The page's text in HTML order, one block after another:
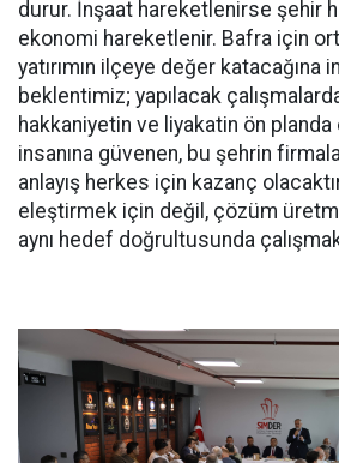
durur. İnşaat hareketlenirse şehir
ekonomi hareketlenir. Bafra için
yatırımın ilçeye değer katacağına
beklentimiz; yapılacak
hakkaniyetin ve liyakatin ön planda
insanına güvenen, bu şehrin
anlayış herkes için kazanç
eleştirmek için değil, çözüm
aynı hedef doğrultusunda